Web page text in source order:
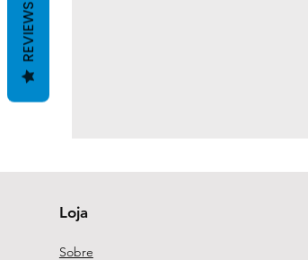
Loja
Sobre
REVIEWS